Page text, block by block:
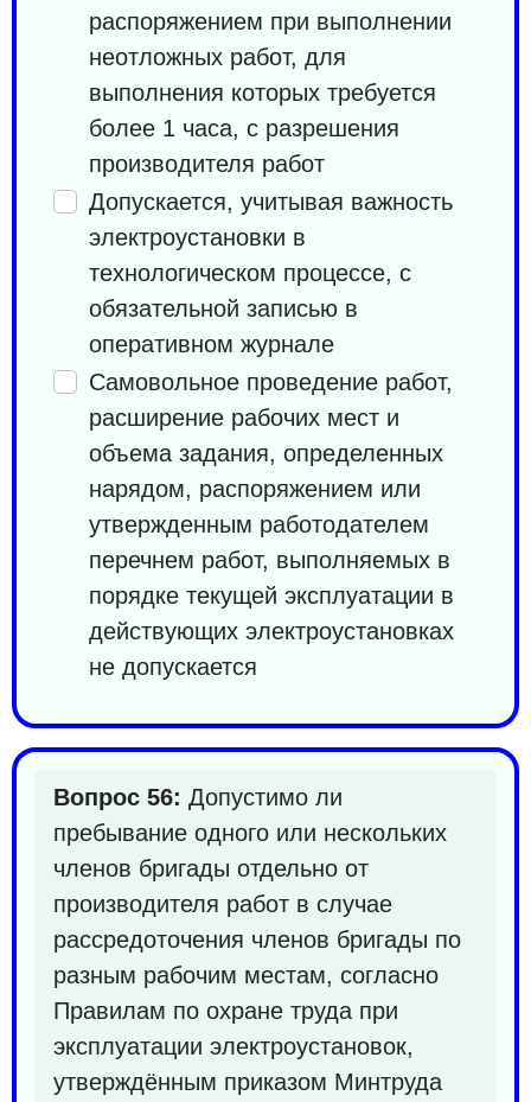
распоряжением при выполнении
неотложных работ, для
выполнения которых требуется
более 1 часа, с разрешения
производителя работ
Допускается, учитывая важность
электроустановки в
технологическом процессе, с
обязательной записью в
оперативном журнале
Самовольное проведение работ,
расширение рабочих мест и
объема задания, определенных
нарядом, распоряжением или
утвержденным работодателем
перечнем работ, выполняемых в
порядке текущей эксплуатации в
действующих электроустановках
не допускается
Вопрос 56: Допустимо ли
пребывание одного или нескольких
членов бригады отдельно от
производителя работ в случае
рассредоточения членов бригады по
разным рабочим местам, согласно
Правилам по охране труда при
эксплуатации электроустановок,
утверждённым приказом Минтруда